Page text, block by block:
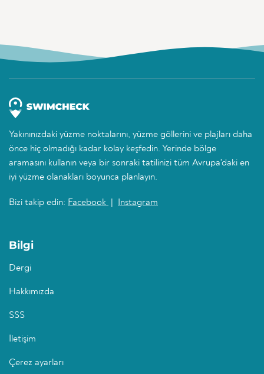
Yakınınızdaki yüzme noktalarını, yüzme göllerini ve plajları daha
önce hiç olmadığı kadar kolay keşfedin. Yerinde bölge
aramasını kullanın veya bir sonraki tatilinizi tüm Avrupa'daki en
iyi yüzme olanakları boyunca planlayın.
Bizi takip edin: Facebook Instagram
Bilgi
Dergi
Hakkımızda
SSS
İletişim
Çerez ayarları